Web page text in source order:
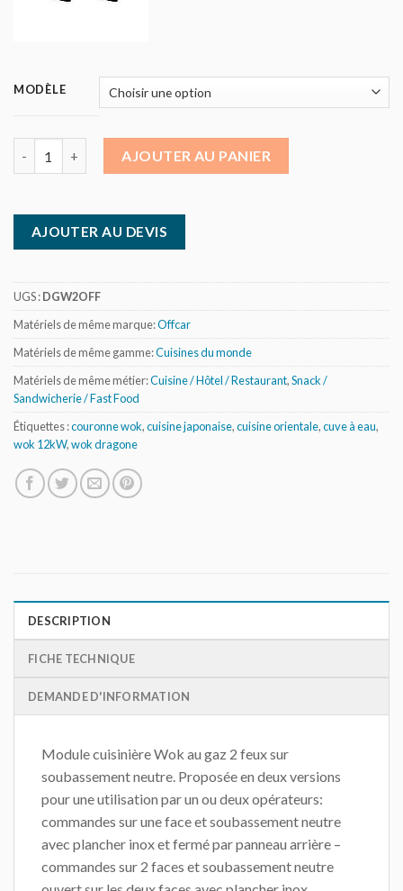
MODÈLE
AJOUTER AU PANIER
AJOUTER AU DEVIS
UGS :DGW2OFF
Matériels de même marque:Offcar
Matériels de même gamme:Cuisines du monde
Matériels de même métier:Cuisine / Hôtel / Restaurant,Snack /
Sandwicherie / Fast Food
Étiquettes :couronne wok,cuisine japonaise,cuisine orientale,cuve à eau,
wok 12kW,wok dragone
DESCRIPTION
FICHE TECHNIQUE
DEMANDE D'INFORMATION
Module cuisinière Wok au gaz 2 feux sur
soubassement neutre. Proposée en deux versions
pour une utilisation par un ou deux opérateurs:
commandes sur une face et soubassement neutre
avec plancher inox et fermé par panneau arrière –
commandes sur 2 faces et soubassement neutre